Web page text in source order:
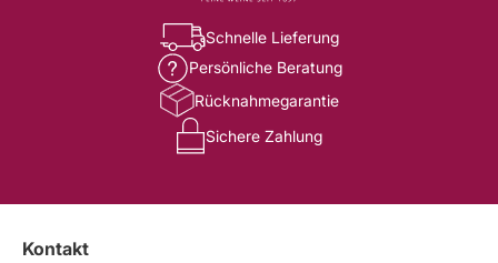
Schnelle Lieferung
Persönliche Beratung
Rücknahmegarantie
Sichere Zahlung
Kontakt